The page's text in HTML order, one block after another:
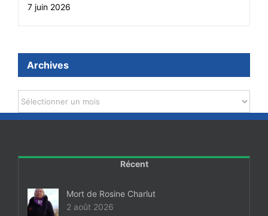
7 juin 2026
Archives
Archives
Récent
Mort de Rosine Charlut
2 août 2026